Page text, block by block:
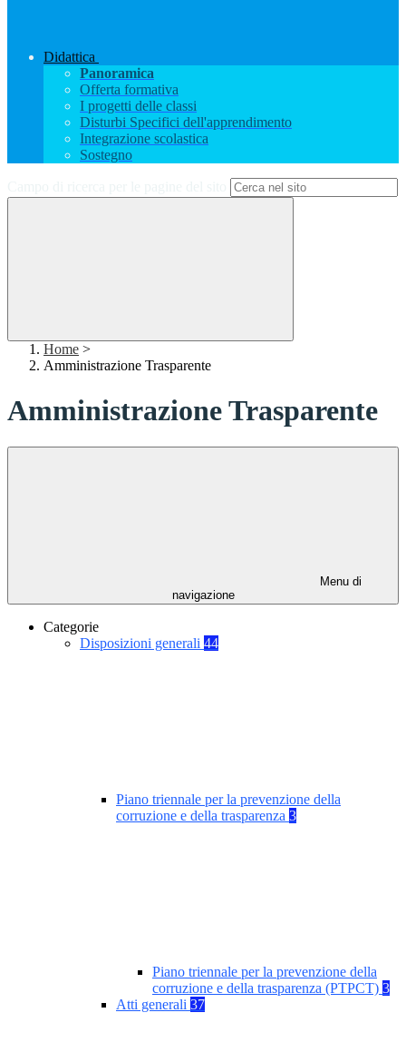
Didattica
Panoramica
Offerta formativa
I progetti delle classi
Disturbi Specifici dell'apprendimento
Integrazione scolastica
Sostegno
Home >
Amministrazione Trasparente
Amministrazione Trasparente
Menu di
navigazione
Categorie
Disposizioni generali 44
Piano triennale per la prevenzione della
corruzione e della trasparenza 3
Piano triennale per la prevenzione della
corruzione e della trasparenza (PTPCT) 3
Atti generali 37